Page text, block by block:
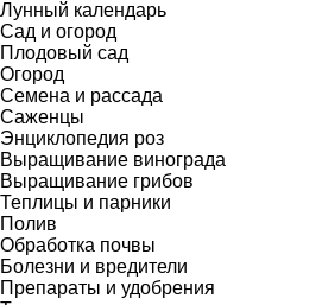
Лунный календарь
Сад и огород
Плодовый сад
Огород
Семена и рассада
Саженцы
Энциклопедия роз
Выращивание винограда
Выращивание грибов
Теплицы и парники
Полив
Обработка почвы
Болезни и вредители
Препараты и удобрения